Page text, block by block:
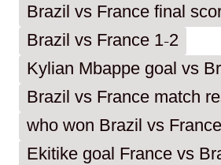
Brazil vs France final
Brazil vs France 1-2
Kylian Mbappe goal vs
Brazil vs France match
who won Brazil vs
Ekitike goal France vs